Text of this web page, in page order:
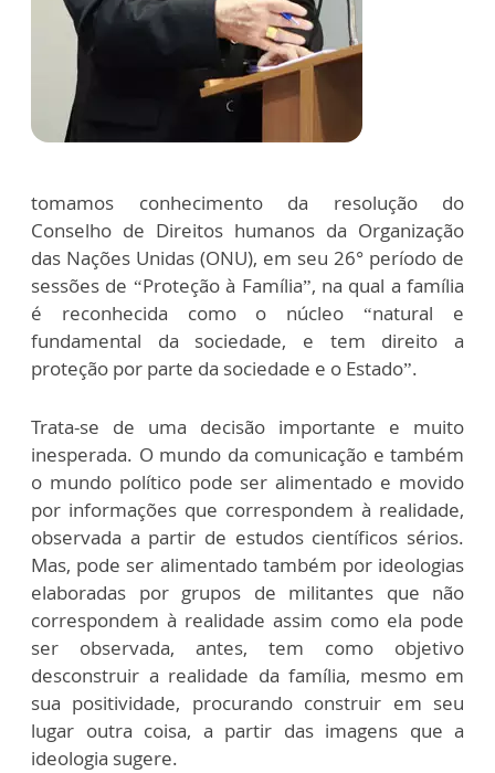
tomamos conhecimento da resolução do
Conselho de Direitos humanos da Organização
das Nações Unidas (ONU), em seu 26° período de
sessões de “Proteção à Família”, na qual a família
é reconhecida como o núcleo “natural e
fundamental da sociedade, e tem direito a
proteção por parte da sociedade e o Estado”.
Trata-se de uma decisão importante e muito
inesperada. O mundo da comunicação e também
o mundo político pode ser alimentado e movido
por informações que correspondem à realidade,
observada a partir de estudos científicos sérios.
Mas, pode ser alimentado também por ideologias
elaboradas por grupos de militantes que não
correspondem à realidade assim como ela pode
ser observada, antes, tem como objetivo
desconstruir a realidade da família, mesmo em
sua positividade, procurando construir em seu
lugar outra coisa, a partir das imagens que a
ideologia sugere.